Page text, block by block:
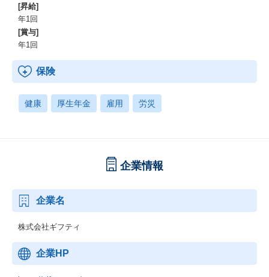
[昇給]
年1回
[賞与]
年1回
保険
健康 厚生年金 雇用 労災
企業情報
企業名
株式会社ギフティ
企業HP